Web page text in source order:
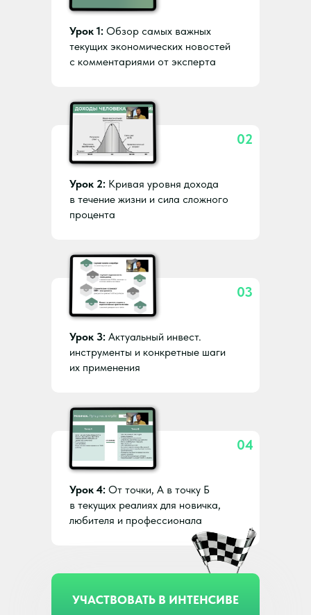
Урок 1: Обзор самых важных
текущих экономических новостей
с комментариями от эксперта
02
Урок 2: Кривая уровня дохода
в течение жизни и сила сложного
процента
03
Урок 3: Актуальный инвест.
инструменты и конкретные шаги
их применения
04
Урок 4: От точки, А в точку Б
в текущих реалиях для новичка,
любителя и профессионала
УЧАСТВОВАТЬ В ИНТЕНСИВЕ